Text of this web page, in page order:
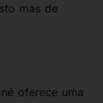
mas de
oferece uma